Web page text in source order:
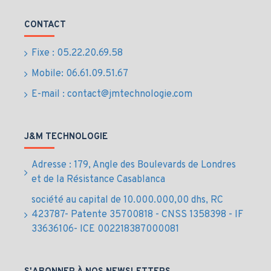
Réseau : Gigabit Ethernet, Wi-Fi optionnel
Garantie : 3 ans sur site Dell ProSupport
Accessoires et options :
Station d’accueil Dell et câbles DisplayPort/HDMI
Extension de garantie jusqu’à 5 ans
FAQ – Dell OptiPlex 3060 au Maroc
1. QUELLES PERFORMANCES OFFRE
LE DELL OPTIPLEX 3060 AU MAROC ?
Dell OptiPlex 3060offre des performances
CONTACT
Fixe : 05.22.20.69.58
Mobile: 06.61.09.51.67
E-mail : contact@jmtechnologie.com
J&M TECHNOLOGIE
Adresse : 179, Angle des Boulevards de Londres
et de la Résistance Casablanca
société au capital de 10.000.000,00 dhs, RC
423787- Patente 35700818 - CNSS 1358398 - IF
33636106- ICE 002218387000081